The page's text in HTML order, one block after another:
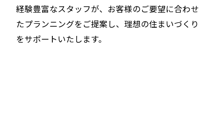
経験豊富なスタッフが、お客様のご要望に合わせ
たプランニングをご提案し、理想の住まいづくり
をサポートいたします。